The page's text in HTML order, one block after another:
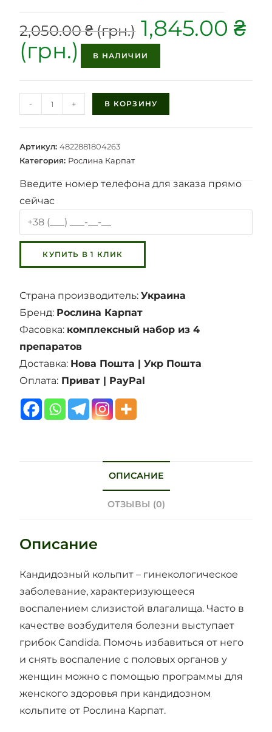
2,050.00₴ 1,845.00₴
В НАЛИЧИИ
- + В КОРЗИНУ
Артикул:4822881804263
Категория: Рослина Карпат
Введите номер телефона для заказа прямо
сейчас
Страна производитель:Украина
Бренд: Рослина Карпат
Фасовка: комплексный набор из 4
препаратов
Доставка: Нова Пошта | Укр Пошта
Оплата: Приват | PayPal
ОПИСАНИЕ
ОТЗЫВЫ (0)
Описание
Кандидозный кольпит – гинекологическое
заболевание, характеризующееся
воспалением слизистой влагалища. Часто в
качестве возбудителя болезни выступает
грибок Candida. Помочь избавиться от него
и снять воспаление с половых органов у
женщин можно с помощью программы для
женского здоровья при кандидозном
кольпите от Рослина Карпат.